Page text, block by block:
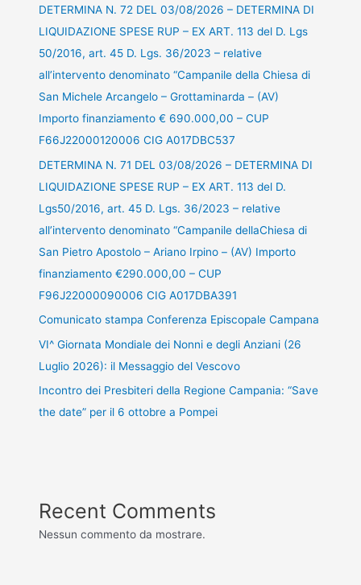
DETERMINA N. 72 DEL 03/08/2026 – DETERMINA DI
LIQUIDAZIONE SPESE RUP – EX ART. 113 del D. Lgs
50/2016, art. 45 D. Lgs. 36/2023 – relative
all’intervento denominato “Campanile della Chiesa di
San Michele Arcangelo – Grottaminarda – (AV)
Importo finanziamento € 690.000,00 – CUP
F66J22000120006 CIG A017DBC537
DETERMINA N. 71 DEL 03/08/2026 – DETERMINA DI
LIQUIDAZIONE SPESE RUP – EX ART. 113 del D.
Lgs50/2016, art. 45 D. Lgs. 36/2023 – relative
all’intervento denominato “Campanile dellaChiesa di
San Pietro Apostolo – Ariano Irpino – (AV) Importo
finanziamento €290.000,00 – CUP
F96J22000090006 CIG A017DBA391
Comunicato stampa Conferenza Episcopale Campana
VI^ Giornata Mondiale dei Nonni e degli Anziani (26
Luglio 2026): il Messaggio del Vescovo
Incontro dei Presbiteri della Regione Campania: “Save
the date” per il 6 ottobre a Pompei
Recent Comments
Nessun commento da mostrare.